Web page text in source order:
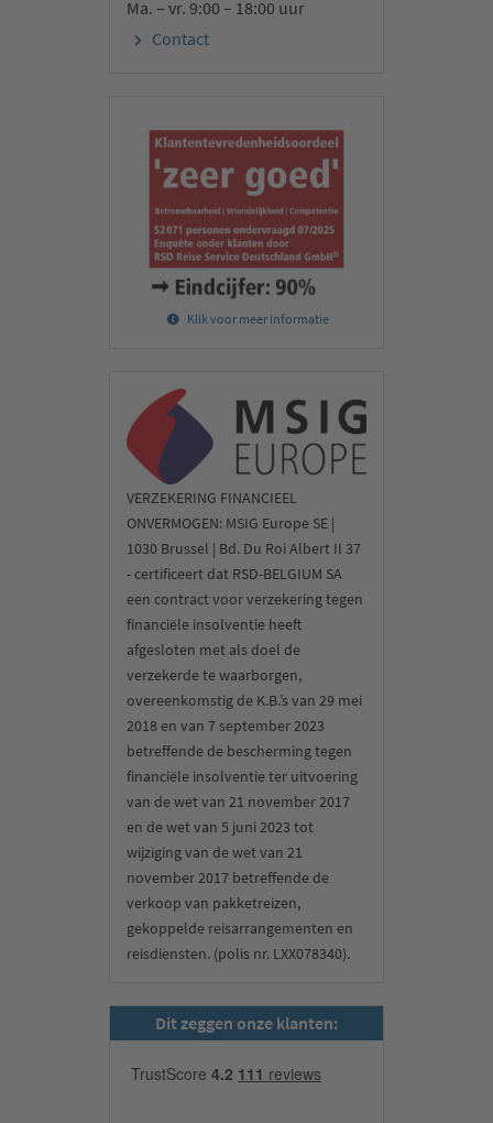
Ma. – vr. 9:00 – 18:00 uur
Contact
Klik voor meer informatie
VERZEKERING FINANCIEEL
ONVERMOGEN: MSIG Europe SE |
1030 Brussel | Bd. Du Roi Albert II 37
- certificeert dat RSD-BELGIUM SA
een contract voor verzekering tegen
financiële insolventie heeft
afgesloten met als doel de
verzekerde te waarborgen,
overeenkomstig de K.B.’s van 29 mei
2018 en van 7 september 2023
betreffende de bescherming tegen
financiële insolventie ter uitvoering
van de wet van 21 november 2017
en de wet van 5 juni 2023 tot
wijziging van de wet van 21
november 2017 betreffende de
verkoop van pakketreizen,
gekoppelde reisarrangementen en
reisdiensten. (polis nr. LXX078340).
Dit zeggen onze klanten: